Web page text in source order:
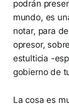
podrán
mundo, es
notar, para
opresor,
estulticia -
gobierno de
La cosa es